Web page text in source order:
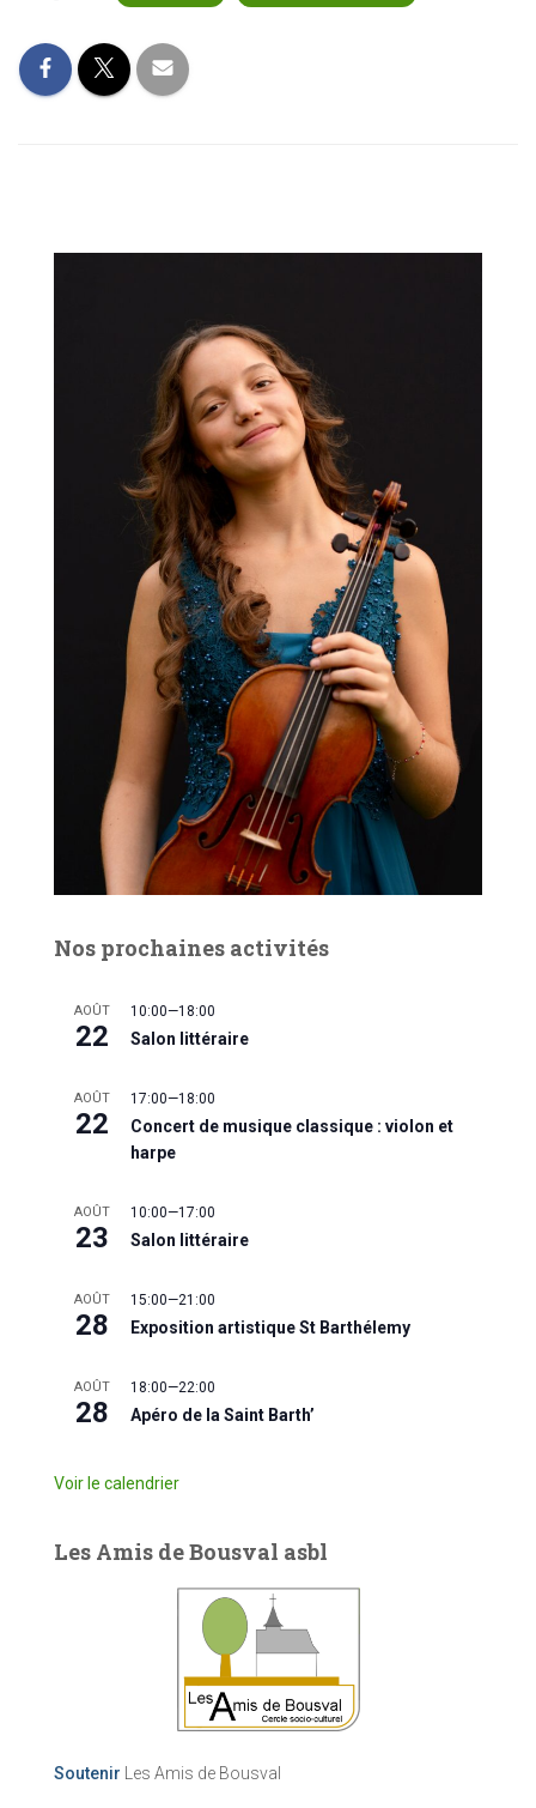
Nos prochaines activités
AOÛT
22
10:00—18:00
Salon littéraire
AOÛT
22
17:00—18:00
Concert de musique classique : violon et
harpe
AOÛT
23
10:00—17:00
Salon littéraire
AOÛT
28
15:00—21:00
Exposition artistique St Barthélemy
AOÛT
28
18:00—22:00
Apéro de la Saint Barth’
Voir le calendrier
Les Amis de Bousval asbl
Soutenir Les Amis de Bousval